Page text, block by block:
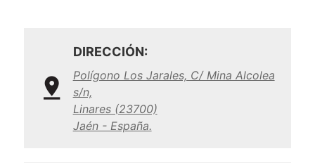
DIRECCIÓN:
Polígono Los Jarales, C/ Mina Alcolea
s/n,
Linares (23700)
Jaén - España.